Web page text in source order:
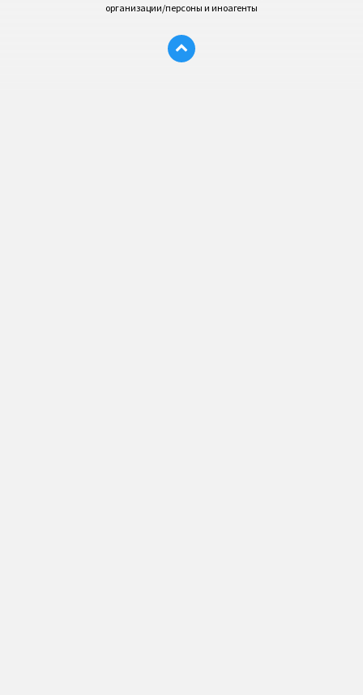
организации/персоны и иноагенты